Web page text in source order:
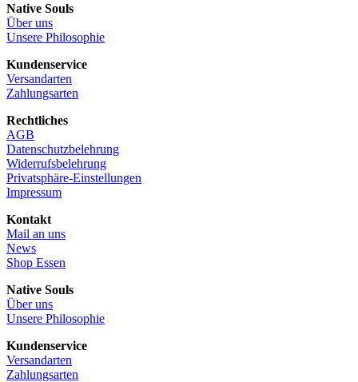
Native Souls
Über uns
Unsere Philosophie
Kundenservice
Versandarten
Zahlungsarten
Rechtliches
AGB
Datenschutzbelehrung
Widerrufsbelehrung
Privatsphäre-Einstellungen
Impressum
Kontakt
Mail an uns
News
Shop Essen
Native Souls
Über uns
Unsere Philosophie
Kundenservice
Versandarten
Zahlungsarten